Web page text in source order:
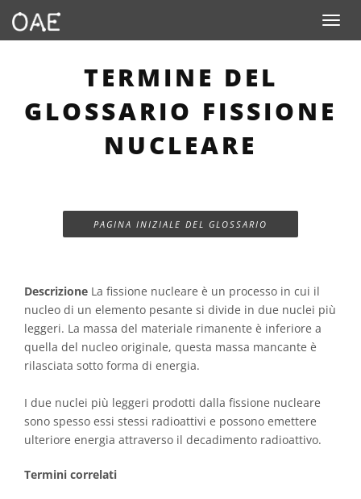
Toggle
TERMINE DEL
GLOSSARIO FISSIONE
NUCLEARE
PAGINA INIZIALE DEL GLOSSARIO
Descrizione La fissione nucleare è un processo in cui il
nucleo di un elemento pesante si divide in due nuclei più
leggeri. La massa del materiale rimanente è inferiore a
quella del nucleo originale, questa massa mancante è
rilasciata sotto forma di energia.
I due nuclei più leggeri prodotti dalla fissione nucleare
sono spesso essi stessi radioattivi e possono emettere
ulteriore energia attraverso il decadimento radioattivo.
Termini correlati